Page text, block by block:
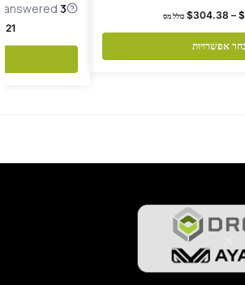
$
–
$304.38 כולל מס
אפשרויות